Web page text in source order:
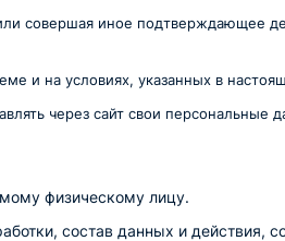
совершая иное подтверждающее
и на условиях, указанных в
через сайт свои персональные
физическому лицу.
состав данных и действия,